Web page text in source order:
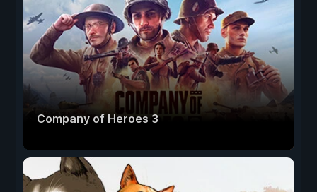
Company of Heroes 3